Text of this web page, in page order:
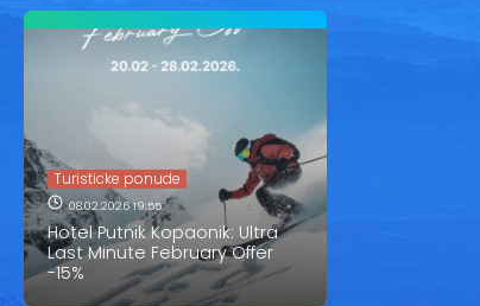
Turisticke ponude
08.02.2026 19:55
Hotel Putnik Kopaonik: Ultra
Last Minute February Offer
-15%